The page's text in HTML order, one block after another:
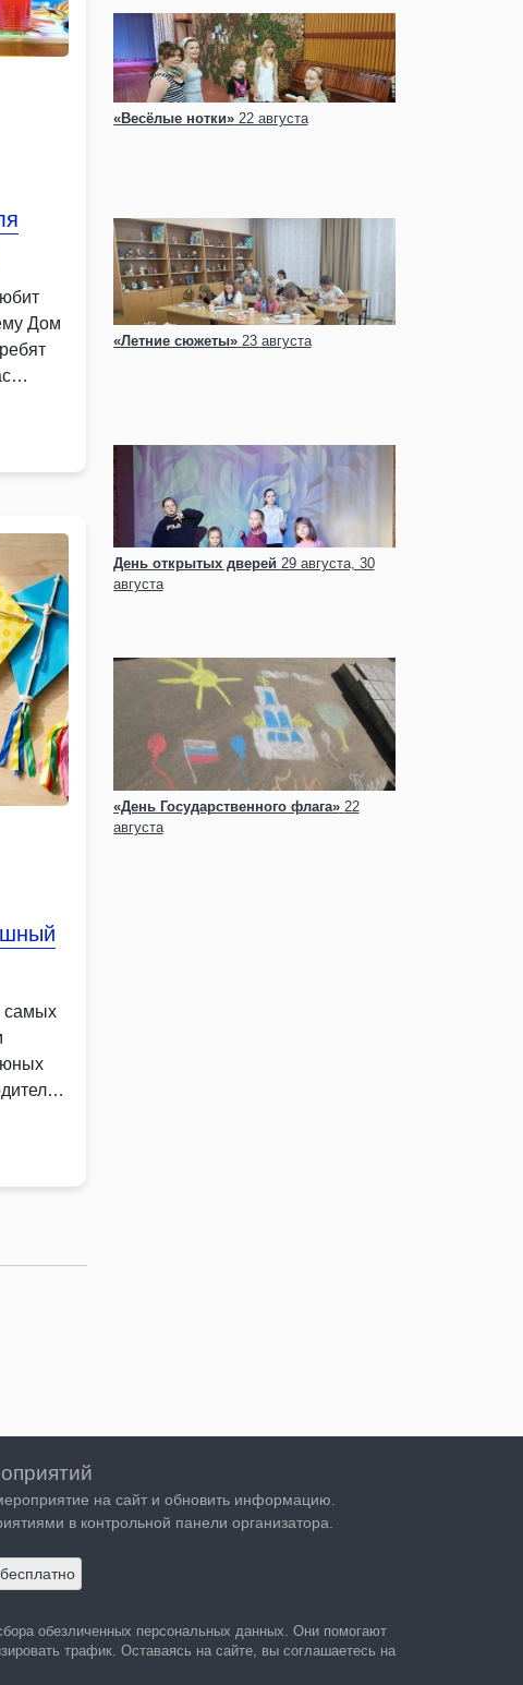
Дом
самых
юных
«Весёлые нотки» 22 августа
«Летние сюжеты» 23 августа
День открытых дверей 29 августа, 30
августа
«День Государственного флага» 22
августа
на сайт и обновить информацию.
в контрольной панели организатора.
обезличенных персональных данных. Они помогают
трафик. Оставаясь на сайте, вы соглашаетесь на